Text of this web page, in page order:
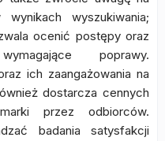
wyszukiwania;
ocenić postępy oraz
poprawy.
ich zaangażowania na
dostarcza cennych
przez odbiorców.
badania satysfakcji